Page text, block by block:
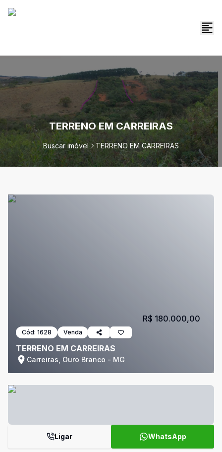
TERRENO EM CARREIRAS
Buscar imóvel TERRENO EM CARREIRAS
Cód: 1628 Venda
TERRENO EM CARREIRAS
Carreiras, Ouro Branco - MG
R$ 180.000,00
Ligar WhatsApp